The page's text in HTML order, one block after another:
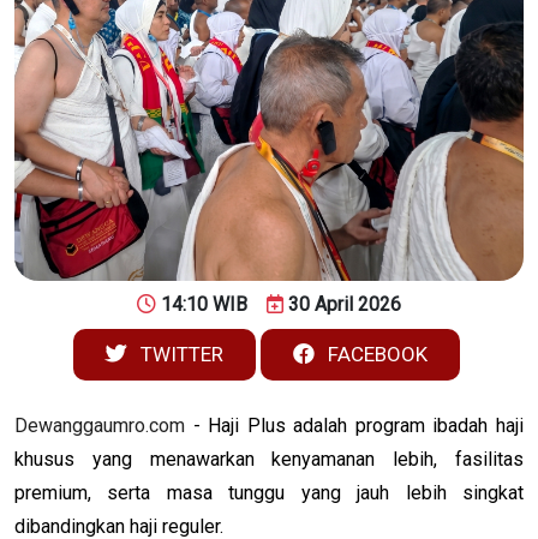
14:10 WIB 30 April 2026
TWITTER FACEBOOK
Dewanggaumro.com - Haji Plus adalah program ibadah haji
khusus yang menawarkan kenyamanan lebih, fasilitas
premium, serta masa tunggu yang jauh lebih singkat
dibandingkan haji reguler.